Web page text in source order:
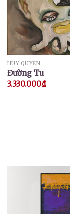
HUY QUYỂN
Đường Tu
3.330.000₫